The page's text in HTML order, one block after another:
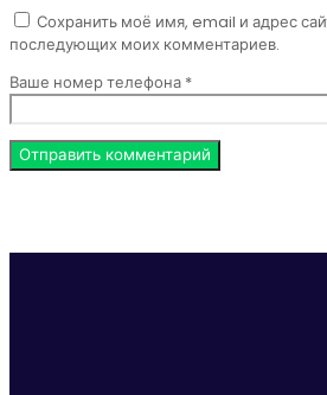
Сохранить моё имя, email и адрес
последующих моих комментариев.
Ваше номер телефона *